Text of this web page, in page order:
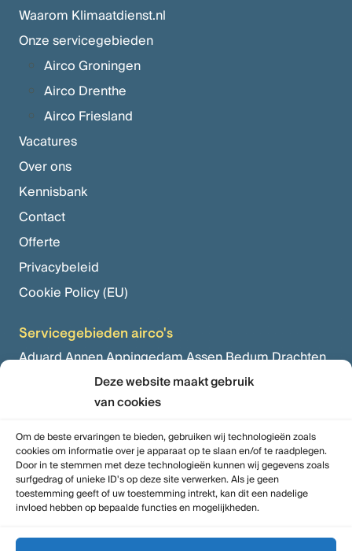
Deze website maakt gebruik
van cookies
Om de beste ervaringen te bieden, gebruiken wij technologieën zoals
cookies om informatie over je apparaat op te slaan en/of te raadplegen.
Door in te stemmen met deze technologieën kunnen wij gegevens zoals
surfgedrag of unieke ID's op deze site verwerken. Als je geen
toestemming geeft of uw toestemming intrekt, kan dit een nadelige
invloed hebben op bepaalde functies en mogelijkheden.
Waarom Klimaatdienst.nl
Onze servicegebieden
Airco Groningen
Airco Drenthe
Airco Friesland
Vacatures
Over ons
Kennisbank
Contact
Offerte
Privacybeleid
Cookie Policy (EU)
Servicegebieden airco's
Aduard,Annen,Appingedam,Assen,Bedum,Drachten,
Grijpskerk,Grootegast,Haren,Harkstede,
Leek,Marum,
Niekerk,Noordbroek,Noordhorn,Norg,Paterswolde,
Peize,Roden,Sauwerd,Siddeburen,Ten Boer,Tolbert,
Tynaarlo,Uithuizen,Veendam,Vries,Winsum,
Zuidbroek,Zuidhorn,Zuidlaren,Zuidwolde